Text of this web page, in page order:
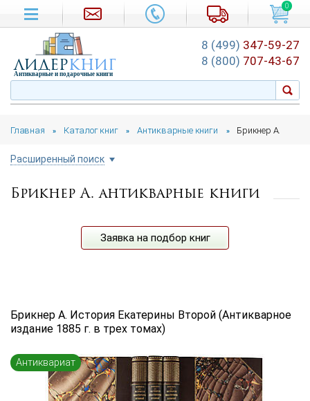
Главная » Каталог книг » Антикварные книги » Брикнер А.
Расширенный поиск
Цена руб.
Язык книги
Переплет
Брикнер А. антикварные книги
Заявка на подбор книг
Брикнер А. История Екатерины Второй (Антикварное
издание 1885 г. в трех томах)
Антиквариат
0
лидеркниг
Антикварные и подарочные книги
8 (499) 347-59-27
8 (800) 707-43-67